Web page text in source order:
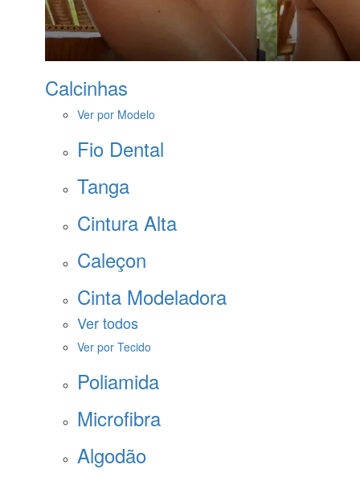
Calcinhas
Ver por Modelo
Fio Dental
Tanga
Cintura Alta
Caleçon
Cinta Modeladora
Ver todos
Ver por Tecido
Poliamida
Microfibra
Algodão